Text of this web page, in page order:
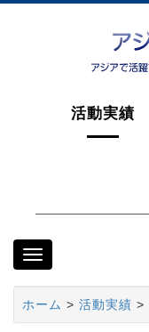
活動実績
ナ
ホーム > 活動実績 >